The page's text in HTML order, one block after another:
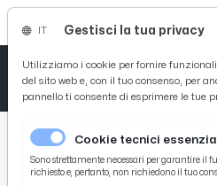
/
/ Ascoli
Ascoli Calcio, Di Maso: “Lavoro 20 ore al giorno
Gestisci la tua privacy
Utilizziamo i cookie per fornire
del sito web e, con il tuo consenso, per
pannello ti consente di esprimere le tue
Cookie tecnici
Sono strettamente necessari per garantire il
richiesto e, pertanto, non richiedono il tuo
Tutto News
Tutto Sport
Basket
Tutto Curiosità